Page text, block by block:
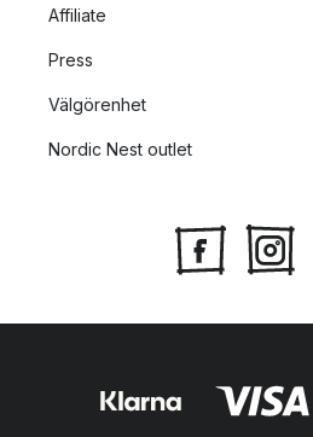
Affiliate
Press
Välgörenhet
Nordic Nest outlet